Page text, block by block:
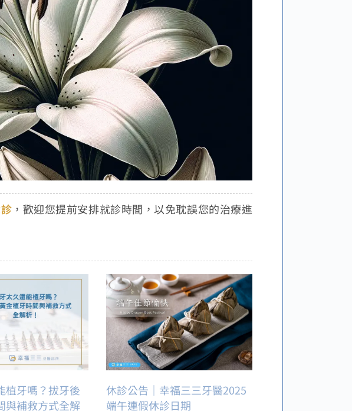
，歡迎您提前安排就診時間，以免耽誤您的治療進
植牙嗎？拔牙後
與補救方式全解
休診公告｜幸福三三牙醫2025
端午連假休診日期